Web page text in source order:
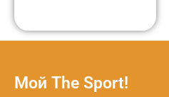
Мой The Sport!